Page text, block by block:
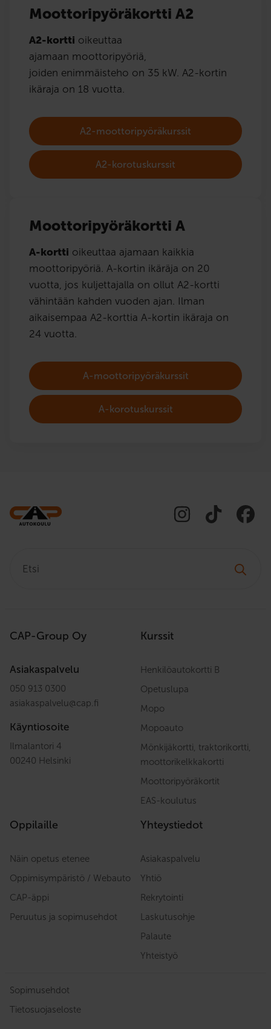
Moottoripyöräkortti A2
A2-kortti oikeuttaa
ajamaan moottoripyöriä,
joiden enimmäisteho on 35 kW. A2-kortin
ikäraja on 18 vuotta.
A2-moottoripyöräkurssit
A2-korotuskurssit
Moottoripyöräkortti A
A-kortti oikeuttaa ajamaan kaikkia
moottoripyöriä. A-kortin ikäräja on 20
vuotta, jos kuljettajalla on ollut A2-kortti
vähintään kahden vuoden ajan. Ilman
aikaisempaa A2-korttia A-kortin ikäraja on
24 vuotta.
A-moottoripyöräkurssit
A-korotuskurssit
CAP-Group Oy
Asiakaspalvelu
050 913 0300
asiakaspalvelu@cap.fi
Käyntiosoite
Ilmalantori 4
00240 Helsinki
Kurssit
Henkilöautokortti B
Opetuslupa
Mopo
Mopoauto
Mönkijäkortti, traktorikortti,
moottorikelkkakortti
Moottoripyöräkortit
EAS-koulutus
Oppilaille
Näin opetus etenee
Oppimisympäristö / Webauto
CAP-äppi
Peruutus ja sopimusehdot
Yhteystiedot
Asiakaspalvelu
Yhtiö
Rekrytointi
Laskutusohje
Palaute
Yhteistyö
Sopimusehdot
Tietosuojaseloste